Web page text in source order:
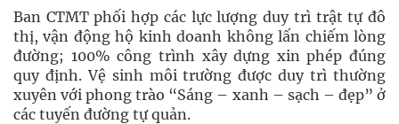
Ban CTMT phối hợp các lực lượng duy trì trật tự đô
thị, vận động hộ kinh doanh không lấn chiếm lòng
đường; 100% công trình xây dựng xin phép đúng
quy định. Vệ sinh môi trường được duy trì thường
xuyên với phong trào “Sáng – xanh – sạch – đẹp” ở
các tuyến đường tự quản.